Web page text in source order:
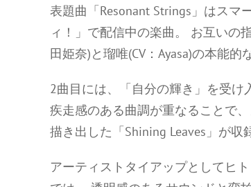
表題曲「Resonant Strings」はス
ィ！」で配信中の楽曲。 お互いの
田姫奈)と瑠唯(CV：Ayasa)の本能的
2曲目には、「自分の輝き」を受け
疾走感のある曲調が重なることで
描き出した「Shining Leaves」が収
アーティストタイアップとしてヒ